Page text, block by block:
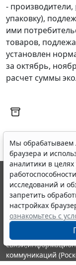
- производители,
упаковку),
ими
товаров,
установлен
за октябрь,
расчет суммы
Мы обрабатываем
браузера и
аналитики в
исследований и
запретить
настройках
ознакомьтесь с
© ООО "НПП
выпускается с
являются
информации
Портал ГАРАНТ.РУ
издания
коммуникаций